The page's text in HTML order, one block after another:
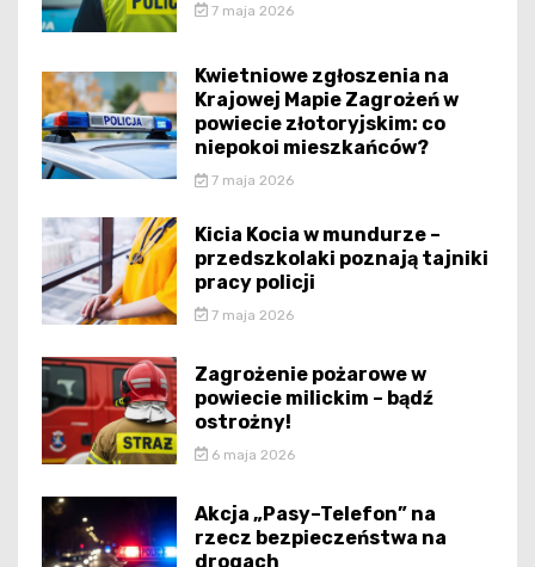
7 maja 2026
Kwietniowe zgłoszenia na
Krajowej Mapie Zagrożeń w
powiecie złotoryjskim: co
niepokoi mieszkańców?
7 maja 2026
Kicia Kocia w mundurze –
przedszkolaki poznają tajniki
pracy policji
7 maja 2026
Zagrożenie pożarowe w
powiecie milickim – bądź
ostrożny!
6 maja 2026
Akcja „Pasy–Telefon” na
rzecz bezpieczeństwa na
drogach